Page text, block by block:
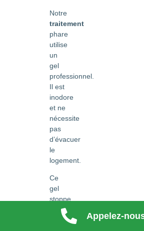
Appelez-
Notre
traitement
phare
utilise
un
gel
professionnel.
Il est
inodore
et ne
nécessite
pas
d’évacuer
le
logement.
Ce
gel
stoppe
immédiatement